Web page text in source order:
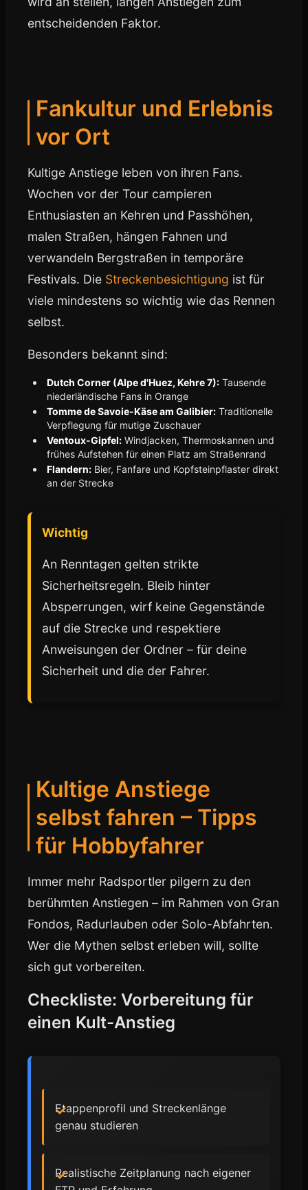
entscheidenden Faktor.
Fankultur und Erlebnis
vor Ort
Kultige Anstiege leben von ihren Fans.
Wochen vor der Tour campieren
Enthusiasten an Kehren und Passhöhen,
malen Straßen, hängen Fahnen und
verwandeln Bergstraßen in temporäre
Festivals. Die Streckenbesichtigung ist für
viele mindestens so wichtig wie das Rennen
selbst.
Besonders bekannt sind:
Dutch Corner (Alpe d'Huez, Kehre 7): Tausende
niederländische Fans in Orange
Tomme de Savoie-Käse am Galibier: Traditionelle
Verpflegung für mutige Zuschauer
Ventoux-Gipfel: Windjacken, Thermoskannen und
frühes Aufstehen für einen Platz am Straßenrand
Flandern: Bier, Fanfare und Kopfsteinpflaster direkt
an der Strecke
Wichtig
An Renntagen gelten strikte
Sicherheitsregeln. Bleib hinter
Absperrungen, wirf keine Gegenstände
auf die Strecke und respektiere
Anweisungen der Ordner – für deine
Sicherheit und die der Fahrer.
Kultige Anstiege
selbst fahren – Tipps
für Hobbyfahrer
Immer mehr Radsportler pilgern zu den
berühmten Anstiegen – im Rahmen von Gran
Fondos, Radurlauben oder Solo-Abfahrten.
Wer die Mythen selbst erleben will, sollte
sich gut vorbereiten.
Checkliste: Vorbereitung für
einen Kult-Anstieg
Etappenprofil und Streckenlänge
genau studieren
Realistische Zeitplanung nach eigener